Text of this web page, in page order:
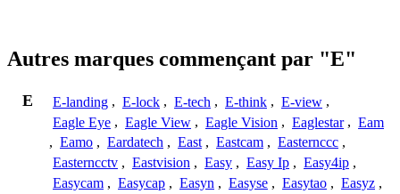
Autres marques commençant par "E"
E E-landing , E-lock , E-tech , E-think , E-view ,
Eagle Eye , Eagle View , Eagle Vision , Eaglestar , Eam
, Eamo , Eardatech , East , Eastcam , Easternccc ,
Easterncctv , Eastvision , Easy , Easy Ip , Easy4ip ,
Easycam , Easycap , Easyn , Easyse , Easytao , Easyz ,